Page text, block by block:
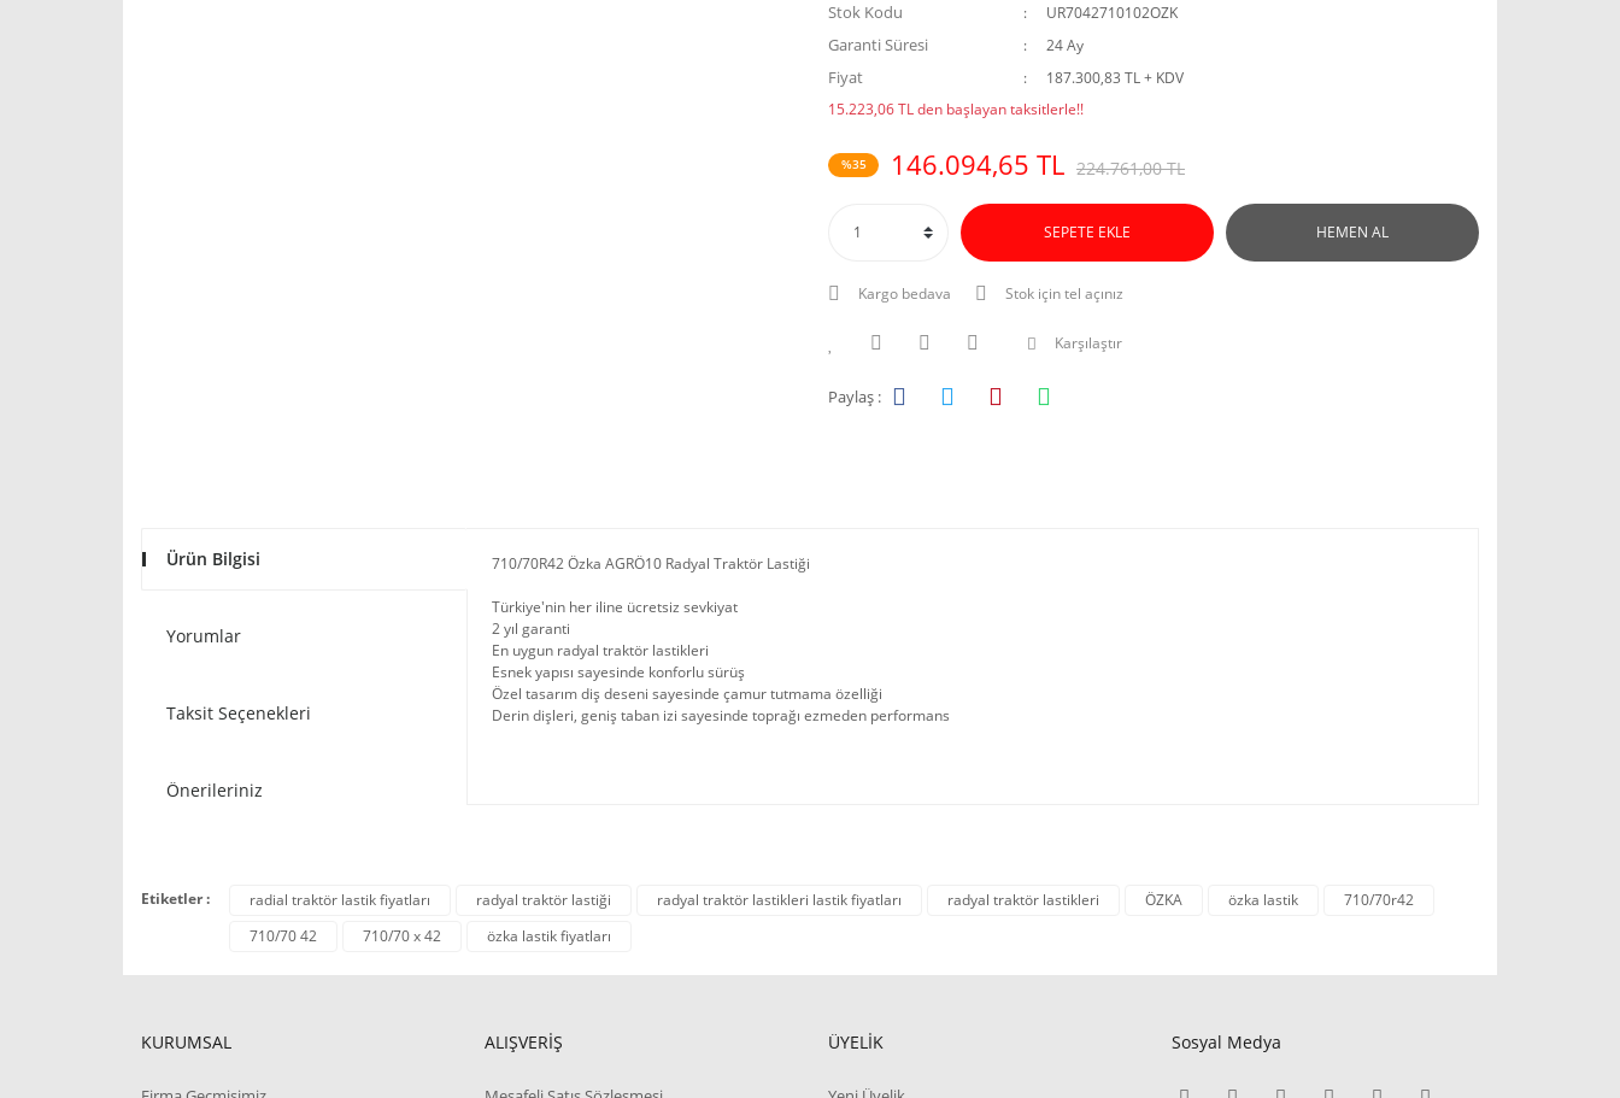
Stok Kodu UR7042710102OZK
Garanti Süresi 24 Ay
Fiyat
187.300,83 TL + KDV
15.223,06 TL den başlayan taksitlerle!!
%35 146.094,65 TL 224.761,00 TL
SEPETE EKLE HEMEN AL
Kargo bedava Stok için tel açınız
Karşılaştır
Paylaş :
Ürün Bilgisi
Yorumlar
Taksit Seçenekleri
Önerileriniz
710/70R42 Özka AGRÖ10 Radyal Traktör Lastiği
Türkiye'nin her iline ücretsiz sevkiyat
2 yıl garanti
En uygun radyal traktör lastikleri
Esnek yapısı sayesinde konforlu sürüş
Özel tasarım diş deseni sayesinde çamur tutmama özelliği
Derin dişleri, geniş taban izi sayesinde toprağı ezmeden performans
Etiketler : radial traktör lastik fiyatları radyal traktör lastiği radyal traktör lastikleri lastik fiyatları radyal traktör lastikleri ÖZKA özka lastik
710/70r42
710/70 42
710/70 x 42 özka lastik fiyatları
KURUMSAL ALIŞVERİŞ ÜYELİK Sosyal Medya